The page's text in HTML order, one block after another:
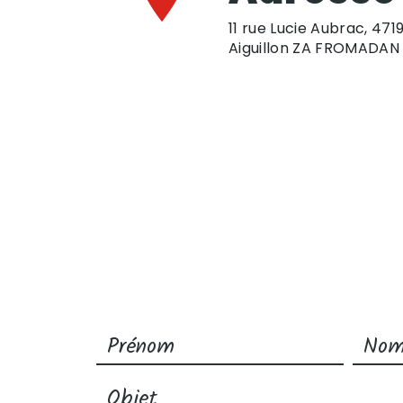
11 rue Lucie Aubrac,
Aiguillon ZA FROMADAN